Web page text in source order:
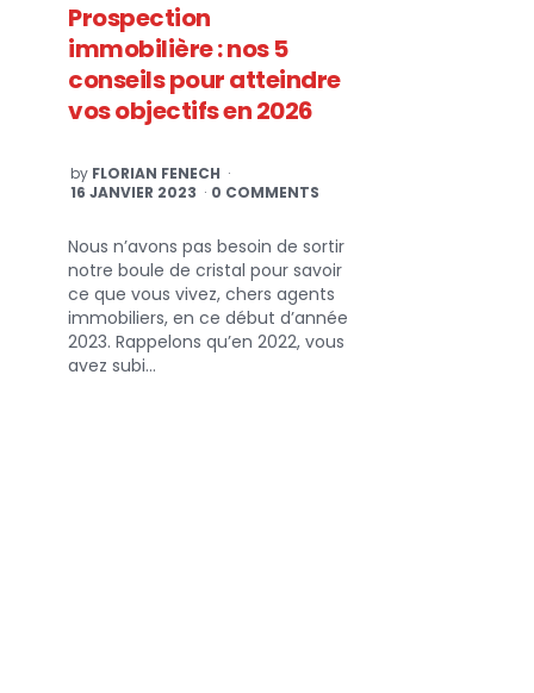
Prospection
immobilière : nos 5
conseils pour atteindre
vos objectifs en 2026
POSTED
BY
by FLORIAN FENECH
16 JANVIER 2023
0 COMMENTS
Nous n’avons pas besoin de sortir
notre boule de cristal pour savoir
ce que vous vivez, chers agents
immobiliers, en ce début d’année
2023. Rappelons qu’en 2022, vous
avez subi…